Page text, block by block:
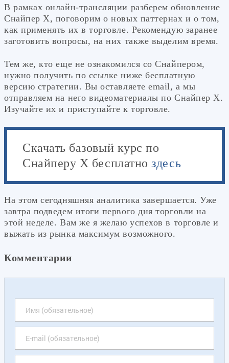
В рамках онлайн-трансляции разберем обновление
Снайпер Х, поговорим о новых паттернах и о том,
как применять их в торговле. Рекомендую заранее
заготовить вопросы, на них также выделим время.
Тем же, кто еще не ознакомился со Снайпером,
нужно получить по ссылке ниже бесплатную
версию стратегии. Вы оставляете email, а мы
отправляем на него видеоматериалы по Снайпер Х.
Изучайте их и приступайте к торговле.
Скачать базовый курс по
Снайперу Х бесплатноздесь
На этом сегодняшняя аналитика завершается. Уже
завтра подведем итоги первого дня торговли на
этой неделе. Вам же я желаю успехов в торговле и
выжать из рынка максимум возможного.
Комментарии